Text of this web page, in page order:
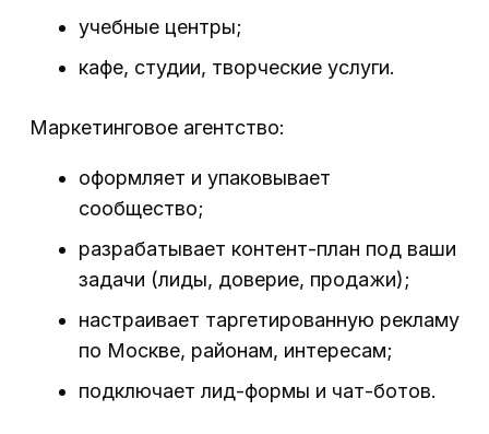
учебные центры;
кафе, студии, творческие услуги.
Маркетинговое агентство:
оформляет и упаковывает
сообщество;
разрабатывает контент-план под ваши
задачи (лиды, доверие, продажи);
настраивает таргетированную рекламу
по Москве, районам, интересам;
подключает лид-формы и чат-ботов.